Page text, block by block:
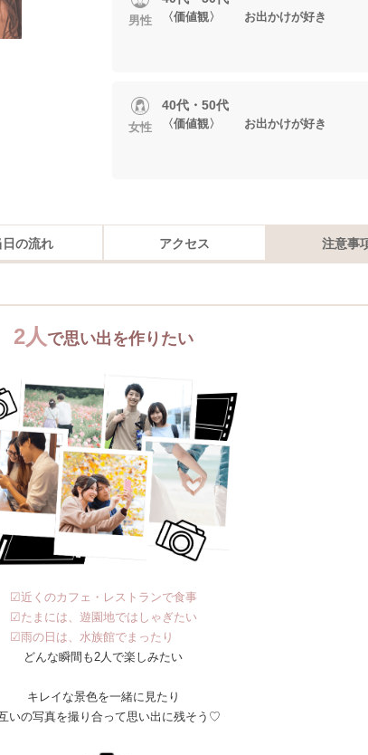
男性 〈価値観〉 お出かけが好き
女性
40代・50代
〈価値観〉 お出かけが好き
日の流れ アクセス 注意事
2人 で思い出を作りたい
☑近くのカフェ・レストランで食事
☑たまには、遊園地ではしゃぎたい
☑雨の日は、水族館でまったり
どんな瞬間も2人で楽しみたい
キレイな景色を一緒に見たり
いの写真を撮り合って思い出に残そう♡